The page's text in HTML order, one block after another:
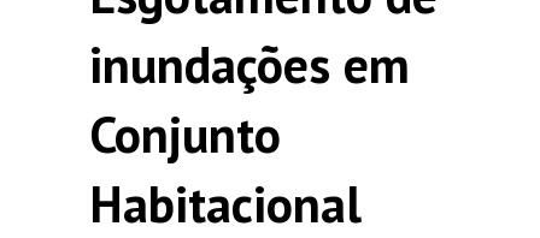
inundações em
Conjunto
Habitacional